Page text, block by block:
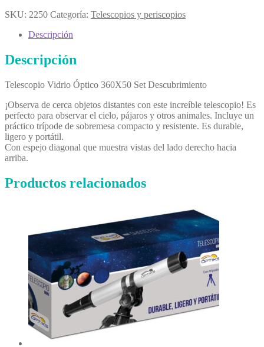
SKU: 2250 Categoría: Telescopios y periscopios
Descripción
Descripción
Telescopio Vidrio Óptico 360X50 Set Descubrimiento
¡Observa de cerca objetos distantes con este increíble telescopio! Es
perfecto para observar el cielo, pájaros y otros animales. Incluye un
práctico trípode de sobremesa compacto y resistente. Es durable,
ligero y portátil.
Con espejo diagonal que muestra vistas del lado derecho hacia
arriba.
Productos relacionados